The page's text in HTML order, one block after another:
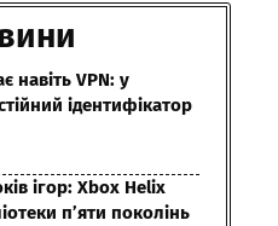
навіть VPN: у
ідентифікатор
ігор: Xbox Helix
п’яти поколінь